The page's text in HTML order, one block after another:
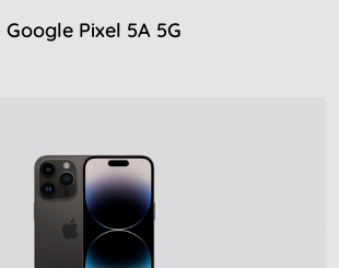
Google Pixel 5A 5G